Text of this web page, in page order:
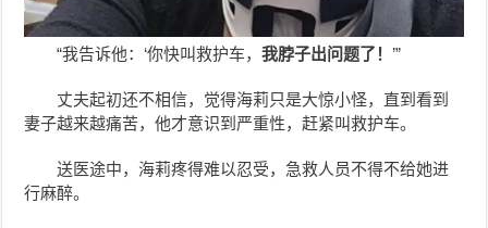
“我告诉他：‘你快叫救护车，我脖子出问题了！ ’”
丈夫起初还不相信，觉得海莉只是大惊小怪，直到看到
妻子越来越痛苦，他才意识到严重性，赶紧叫救护车。
送医途中，海莉疼得难以忍受，急救人员不得不给她进
行麻醉。